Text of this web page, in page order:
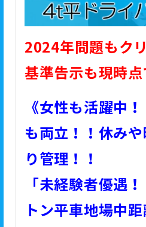
2024年問題もク
基準告示も現時点
《女性も活躍中
も両立！！休み
り管理！！
「未経験者優遇
トン平車地場中